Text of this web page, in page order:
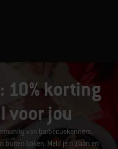
10% korting
voor jou
van barbecuekenners,
buiten koken. Meld je nu aan en